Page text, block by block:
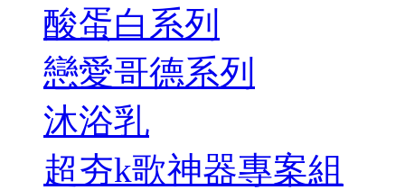
Tory
酸蛋白系列
戀愛哥德系列
沐浴乳
超夯k歌神器專案組